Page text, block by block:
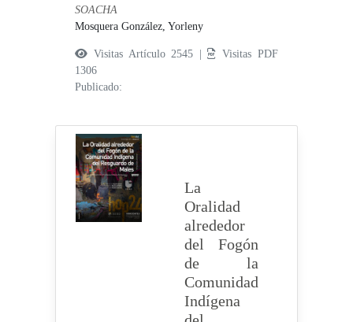
SOACHA
Mosquera González, Yorleny
Visitas Artículo 2545 |
Visitas PDF
1306
Publicado:
La
Oralidad
alrededor
del Fogón
de la
Comunidad
Indígena